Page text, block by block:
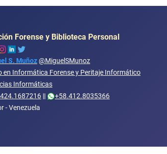
Forense y Biblioteca Personal
S. Muñoz@MiguelSMunoz
en Informática Forense y Peritaje Informático
Informáticas
||
+58.412.8035366
- Venezuela